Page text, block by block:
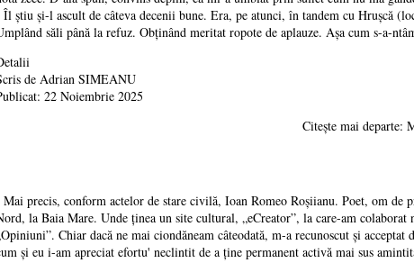
Îl știu și-l ascult de câteva decenii bune. Era, pe atunci, în tandem cu Hrușcă
săli până la refuz. Obținând meritat ropote de aplauze. Așa cum s-a-
de Adrian SIMEANU
22 Noiembrie 2025
Citește mai departe:
Mai precis, conform actelor de stare civilă, Ioan Romeo Roșiianu. Poet, om
la Baia Mare. Unde ținea un site cultural, „eCreator”, la care-am
Chiar dacă ne mai ciondăneam câteodată, m-a recunoscut și
și eu i-am apreciat efortu' neclintit de a ține permanent activă mai sus